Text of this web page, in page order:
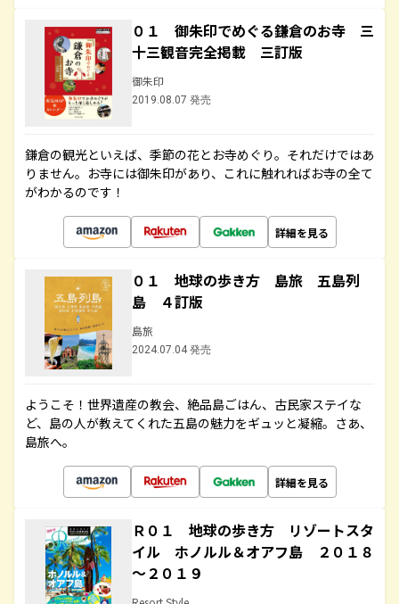
０１ 御朱印でめぐる鎌倉のお寺 三
十三観音完全掲載 三訂版
御朱印
2019.08.07 発売
鎌倉の観光といえば、季節の花とお寺めぐり。それだけではあ
りません。お寺には御朱印があり、これに触れればお寺の全て
がわかるのです！
詳細を見る
０１ 地球の歩き方 島旅 五島列
島 ４訂版
島旅
2024.07.04 発売
ようこそ！世界遺産の教会、絶品島ごはん、古民家ステイな
ど、島の人が教えてくれた五島の魅力をギュッと凝縮。さあ、
島旅へ。
詳細を見る
Ｒ０１ 地球の歩き方 リゾートスタ
イル ホノルル＆オアフ島 ２０１８
～２０１９